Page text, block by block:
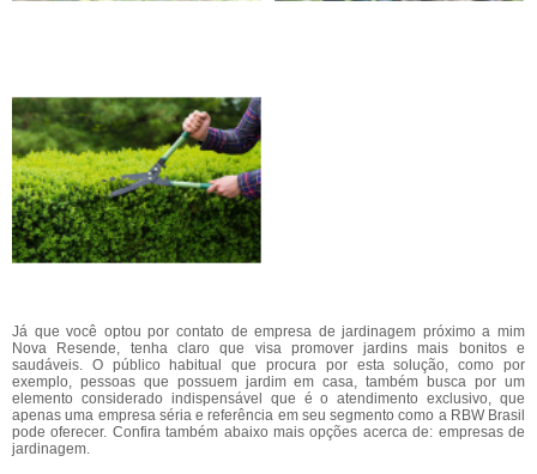
Já que você optou por contato de empresa de jardinagem próximo a mim
Nova Resende, tenha claro que visa promover jardins mais bonitos e
saudáveis. O público habitual que procura por esta solução, como por
exemplo, pessoas que possuem jardim em casa, também busca por um
elemento considerado indispensável que é o atendimento exclusivo, que
apenas uma empresa séria e referência em seu segmento como a RBW Brasil
pode oferecer. Confira também abaixo mais opções acerca de: empresas de
jardinagem.